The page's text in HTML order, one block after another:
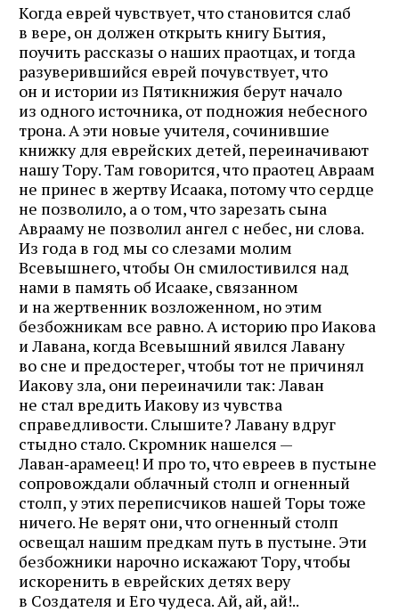
Когда еврей чувствует, что становится слаб
в вере, он должен открыть книгу Бытия,
поучить рассказы о наших праотцах, и тогда
разуверившийся еврей почувствует, что
он и истории из Пятикнижия берут начало
из одного источника, от подножия небесного
трона. А эти новые учителя, сочинившие
книжку для еврейских детей, переиначивают
нашу Тору. Там говорится, что праотец Авраам
не принес в жертву Исаака, потому что сердце
не позволило, а о том, что зарезать сына
Аврааму не позволил ангел с небес, ни слова.
Из года в год мы со слезами молим
Всевышнего, чтобы Он смилостивился над
нами в память об Исааке, связанном
и на жертвенник возложенном, но этим
безбожникам все равно. А историю про Иакова
и Лавана, когда Всевышний явился Лавану
во сне и предостерег, чтобы тот не причинял
Иакову зла, они переиначили так: Лаван
не стал вредить Иакову из чувства
справедливости. Слышите? Лавану вдруг
стыдно стало. Скромник нашелся —
Лаван‑арамеец! И про то, что евреев в пустыне
сопровождали облачный столп и огненный
столп, у этих переписчиков нашей Торы тоже
ничего. Не верят они, что огненный столп
освещал нашим предкам путь в пустыне. Эти
безбожники нарочно искажают Тору, чтобы
искоренить в еврейских детях веру
в Создателя и Его чудеса. Ай, ай, ай!..